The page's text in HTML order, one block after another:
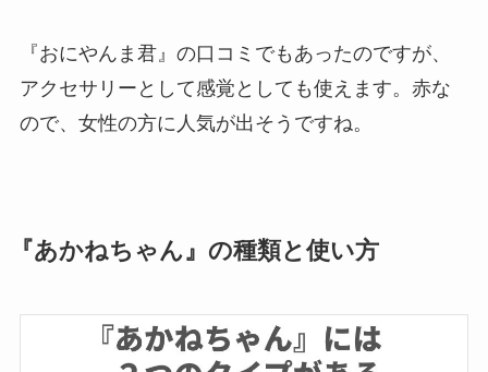
『おにやんま君』の口コミでもあったのですが、
アクセサリーとして感覚としても使えます。赤な
ので、女性の方に人気が出そうですね。
『あかねちゃん』の種類と使い方